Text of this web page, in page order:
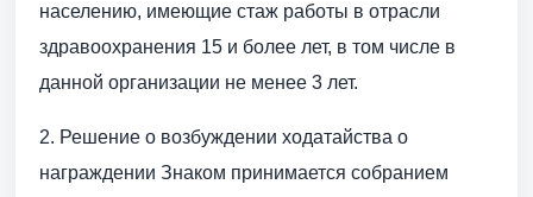
населению, имеющие стаж работы в отрасли
здравоохранения 15 и более лет, в том числе в
данной организации не менее 3 лет.
2. Решение о возбуждении ходатайства о
награждении Знаком принимается собранием